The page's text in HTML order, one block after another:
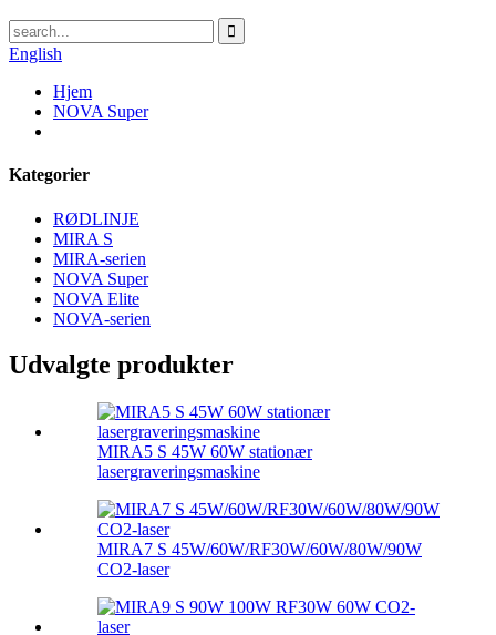
English
Hjem
NOVA Super
Kategorier
RØDLINJE
MIRA S
MIRA-serien
NOVA Super
NOVA Elite
NOVA-serien
Udvalgte produkter
MIRA5 S 45W 60W stationær
lasergraveringsmaskine
MIRA7 S 45W/60W/RF30W/60W/80W/90W
CO2-laser